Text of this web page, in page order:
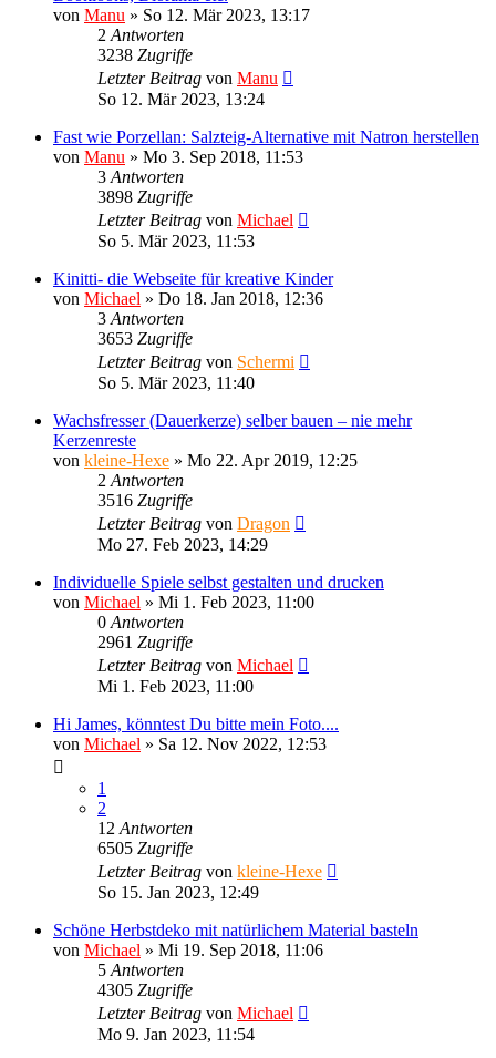
von Manu » So 12. Mär 2023, 13:17
2 Antworten
3238 Zugriffe
Letzter Beitrag von Manu
So 12. Mär 2023, 13:24
Fast wie Porzellan: Salzteig-Alternative mit Natron herstellen
von Manu » Mo 3. Sep 2018, 11:53
3 Antworten
3898 Zugriffe
Letzter Beitrag von Michael
So 5. Mär 2023, 11:53
Kinitti- die Webseite für kreative Kinder
von Michael » Do 18. Jan 2018, 12:36
3 Antworten
3653 Zugriffe
Letzter Beitrag von Schermi
So 5. Mär 2023, 11:40
Wachsfresser (Dauerkerze) selber bauen – nie mehr
Kerzenreste
von kleine-Hexe » Mo 22. Apr 2019, 12:25
2 Antworten
3516 Zugriffe
Letzter Beitrag von Dragon
Mo 27. Feb 2023, 14:29
Individuelle Spiele selbst gestalten und drucken
von Michael » Mi 1. Feb 2023, 11:00
0 Antworten
2961 Zugriffe
Letzter Beitrag von Michael
Mi 1. Feb 2023, 11:00
Hi James, könntest Du bitte mein Foto....
von Michael » Sa 12. Nov 2022, 12:53
1
2
12 Antworten
6505 Zugriffe
Letzter Beitrag von kleine-Hexe
So 15. Jan 2023, 12:49
Schöne Herbstdeko mit natürlichem Material basteln
von Michael » Mi 19. Sep 2018, 11:06
5 Antworten
4305 Zugriffe
Letzter Beitrag von Michael
Mo 9. Jan 2023, 11:54